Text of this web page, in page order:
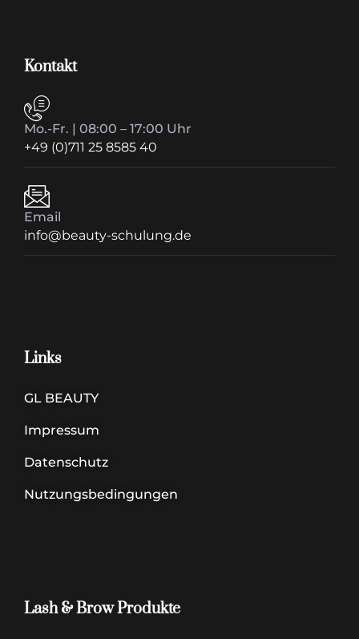
Kontakt
Mo.-Fr. | 08:00 – 17:00 Uhr
+49 (0)711 25 8585 40
Email
info@beauty-schulung.de
Links
GL BEAUTY
Impressum
Datenschutz
Nutzungsbedingungen
Lash & Brow Produkte